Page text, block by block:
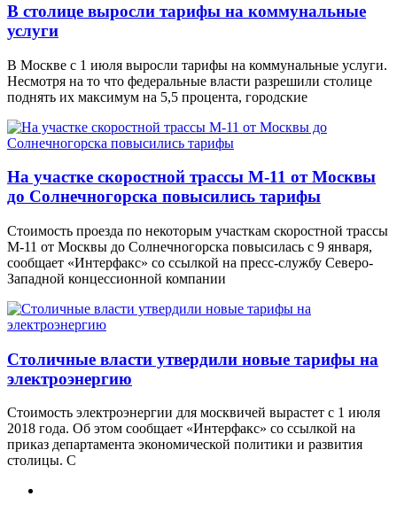
В столице выросли тарифы на коммунальные
услуги
В Москве с 1 июля выросли тарифы на коммунальные услуги.
Несмотря на то что федеральные власти разрешили столице
поднять их максимум на 5,5 процента, городские
На участке скоростной трассы М-11 от Москвы
до Солнечногорска повысились тарифы
Стоимость проезда по некоторым участкам скоростной трассы
М-11 от Москвы до Солнечногорска повысилась с 9 января,
сообщает «Интерфакс» со ссылкой на пресс-службу Северо-
Западной концессионной компании
Столичные власти утвердили новые тарифы на
электроэнергию
Стоимость электроэнергии для москвичей вырастет с 1 июля
2018 года. Об этом сообщает «Интерфакс» со ссылкой на
приказ департамента экономической политики и развития
столицы. С